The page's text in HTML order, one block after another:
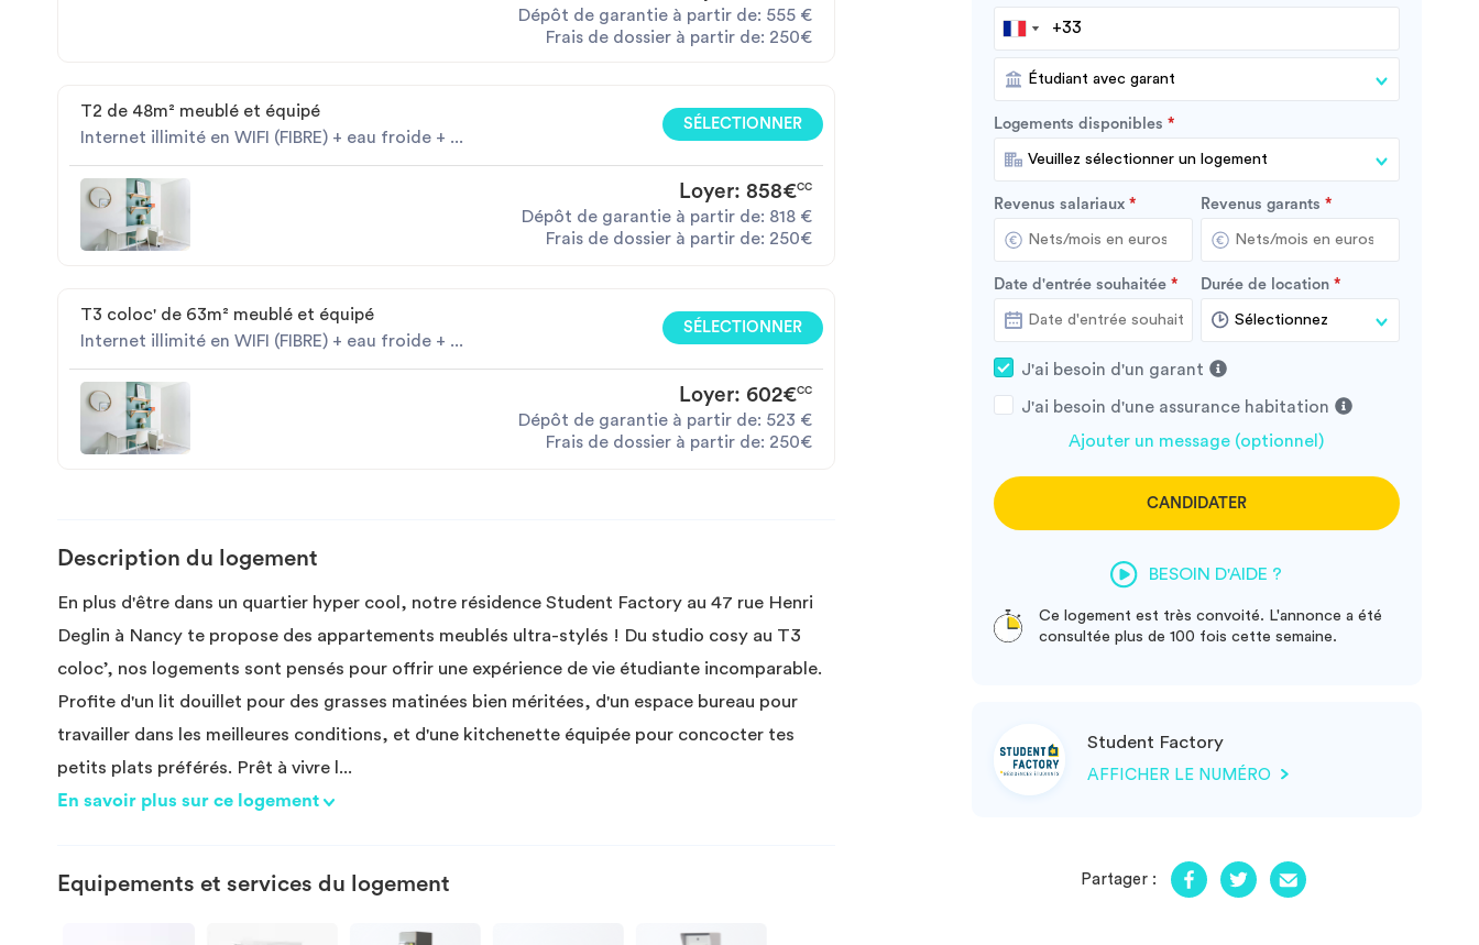
Dépôt de garantie à partir de: 555€
Frais de dossier à partir de: 250€
T2 de 48m² meublé et équipé
Internet illimité en WIFI (FIBRE) + eau froide + ...
SÉLECTIONNER
Loyer: 858€CC
Dépôt de garantie à partir de: 818€
Frais de dossier à partir de: 250€
T3 coloc' de 63m² meublé et équipé
Internet illimité en WIFI (FIBRE) + eau froide + ...
SÉLECTIONNER
Loyer: 602€CC
Dépôt de garantie à partir de: 523 €
Frais de dossier à partir de: 250€
Description du logement
En plus d'être dans un quartier hyper cool, notre résidence Student Factory au 47 rue Henri
Deglin à Nancy te propose des appartements meublés ultra-stylés ! Du studio cosy au T3
coloc’, nos logements sont pensés pour offrir une expérience de vie étudiante incomparable.
Profite d'un lit douillet pour des grasses matinées bien méritées, d'un espace bureau pour
travailler dans les meilleures conditions, et d'une kitchenette équipée pour concocter tes
petits plats préférés. Prêt à vivre l ...
En savoir plus sur ce logement
Equipements et services du logement
Logements disponibles
Revenus salariaux Revenus garants
Date d'entrée souhaitée Durée de location
J'ai besoin d'un garant
J'ai besoin d'une assurance habitation
Ajouter un message (optionnel)
CANDIDATER
BESOIN D'AIDE ?
Ce logement est très convoité. L'annonce a été
consultée plus de 100 fois cette semaine.
Student Factory
AFFICHER LE NUMÉRO
Partager :